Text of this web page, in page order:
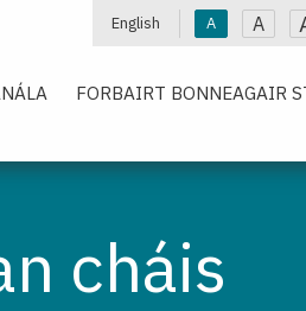
English A A
FORBAIRT BONNEAGAIR
cháis